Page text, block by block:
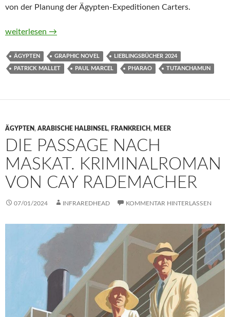
von der Planung der Ägypten-Expeditionen Carters.
Tutanchamuns Vermächtnis. Im Reich der vergessenen
weiterlesen →
ÄGYPTEN GRAPHIC NOVEL LIEBLINGSBÜCHER 2024
PATRICK MALLET PAUL MARCEL PHARAO TUTANCHAMUN
ÄGYPTEN, ARABISCHE HALBINSEL, FRANKREICH, MEER
DIE PASSAGE NACH
MASKAT. KRIMINALROMAN
VON CAY RADEMACHER
07/01/2024 INFRAREDHEAD KOMMENTAR HINTERLASSEN